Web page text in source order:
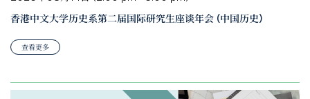
香港中文大学历史系第二届国际研究生座谈年会 (中国历史)
查看更多